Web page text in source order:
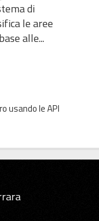
di
le aree
alle...
usando leAPI